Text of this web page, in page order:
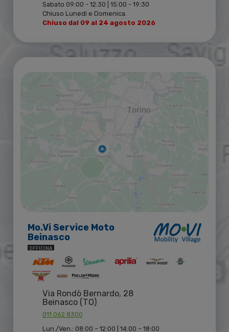
Sabato 09:00 - 12:30 | 15:00 - 19:30
Chiuso Lunedì e Domenica.
Chiuso dal 09 al 24 agosto 2026
Mo.Vi Service Moto
Beinasco
OFFICINA
Via Rondò Bernardo, 28
Beinasco (TO)
011 062 8300
Lun./Ven.: 08:00 – 12:00 | 14:00 – 18:00